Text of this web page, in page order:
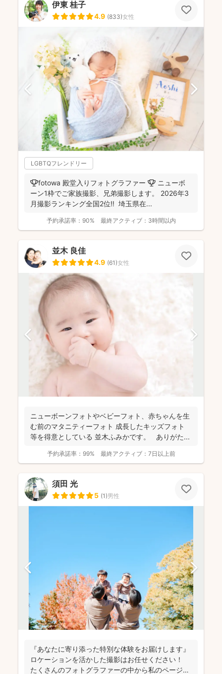
伊東 桂子
4.9 (833)女性
LGBTQフレンドリー
🏆fotowa 殿堂入りフォトグラファー 🏆 ニューボ
ーン1枠でご家族撮影、兄弟撮影します。 2026年3
月撮影ランキング全国2位‼️ 埼玉県在...
予約承諾率： 90% 最終アクティブ： 3時間以内
並木 良佳
4.9 (61)女性
ニューボーンフォトやベビーフォト、赤ちゃんを生
む前のマタニティーフォト 成長したキッズフォト
等を得意としている 並木ふみかです。 ありがた...
予約承諾率： 99% 最終アクティブ： 7日以上前
須田 光
5 (1)男性
『あなたに寄り添った特別な体験をお届けします』
ロケーションを活かした撮影はお任せください！
たくさんのフォトグラファーの中から私のページに